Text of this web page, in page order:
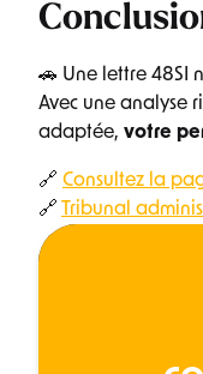
🚗 Une lettre 48SI
Avec une analyse
adaptée, votre
🔗 Consultez la
🔗 Tribunal